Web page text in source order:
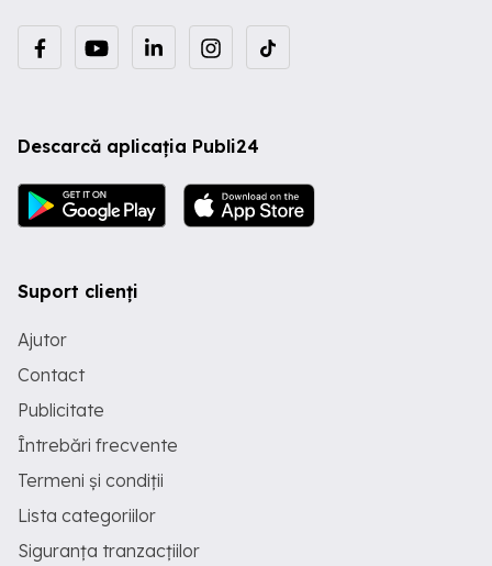
Descarcă aplicația Publi24
Suport clienți
Ajutor
Contact
Publicitate
Întrebări frecvente
Termeni și condiții
Lista categoriilor
Siguranța tranzacțiilor